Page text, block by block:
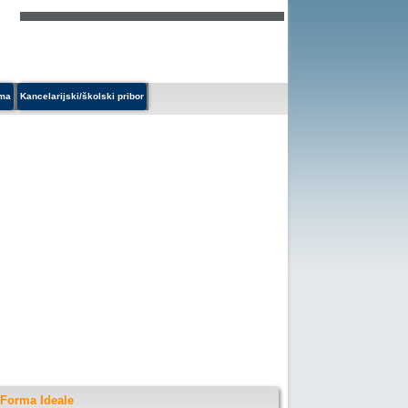
Kancelarijski/školski pribor
Ideale